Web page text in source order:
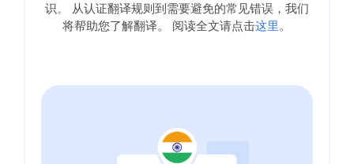
识。 从认证翻译规则到需要避免的常见错误，我们
将帮助您了解翻译。 阅读全文请点击这里。